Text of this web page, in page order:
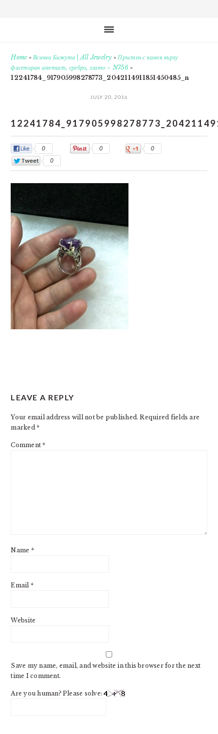
Home»Всички Бижута | All Jewelry »Пръстен с камея върху
фасетиран аметист, сребро, злато – N756»
12241784_917905998278773_2042114911851450485_n
JULY 20, 2016
0 0
0
0
INTERACTIONS
LEAVE A REPLY
Your email address will not be published. Required fields are
marked*
Comment*
Name *
Email *
Website
Save my name, email, and website in this browser for the next
time I comment.
Are you human? Please solve: